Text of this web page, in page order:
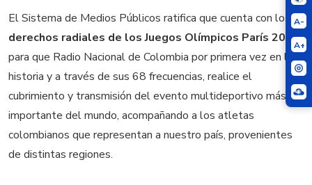
A-
A+
El Sistema de Medios Públicos ratifica que cuenta con los
derechos radiales de los Juegos Olímpicos París 2024,
para que Radio Nacional de Colombia por primera vez en la
historia y a través de sus 68 frecuencias, realice el
cubrimiento y transmisión del evento multideportivo más
importante del mundo, acompañando a los atletas
colombianos que representan a nuestro país, provenientes
de distintas regiones.